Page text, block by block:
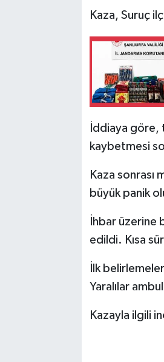
Kaza, Suruç
İddiaya göre,
kaybetmesi
Kaza sonrası
büyük panik
İhbar üzerine
edildi. Kısa
İlk
Yaralılar
Kazayla ilgili